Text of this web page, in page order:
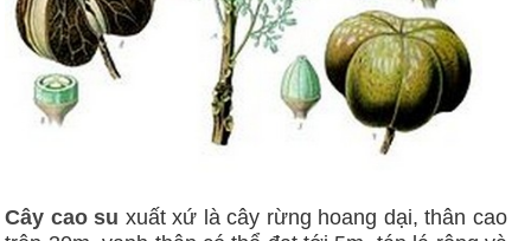
Cây cao su xuất xứ là cây rừng hoang dại, thân cao